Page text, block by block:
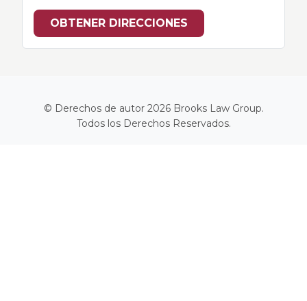
OBTENER DIRECCIONES
© Derechos de autor 2026 Brooks Law Group.
Todos los Derechos Reservados.